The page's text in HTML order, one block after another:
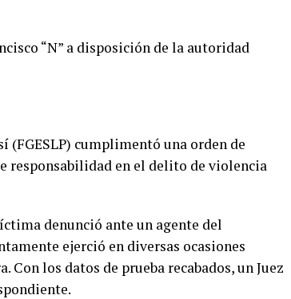
“N” a disposición de la autoridad
(FGESLP) cumplimentó una orden de
responsabilidad en el delito de violencia
denunció ante un agente del
ejerció en diversas ocasiones
los datos de prueba recabados, un Juez